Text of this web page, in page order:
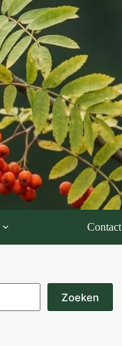
Contact
Zoeken